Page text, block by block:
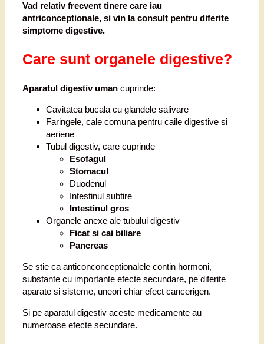
Vad relativ frecvent tinere care iau
antriconceptionale, si vin la consult pentru diferite
simptome digestive.
Care sunt organele digestive?
Aparatul digestiv uman cuprinde:
Cavitatea bucala cu glandele salivare
Faringele, cale comuna pentru caile digestive si
aeriene
Tubul digestiv, care cuprinde
Esofagul
Stomacul
Duodenul
Intestinul subtire
Intestinul gros
Organele anexe ale tubului digestiv
Ficat si cai biliare
Pancreas
Se stie ca anticonconceptionalele contin hormoni,
substante cu importante efecte secundare, pe diferite
aparate si sisteme, uneori chiar efect cancerigen.
Si pe aparatul digestiv aceste medicamente au
numeroase efecte secundare.